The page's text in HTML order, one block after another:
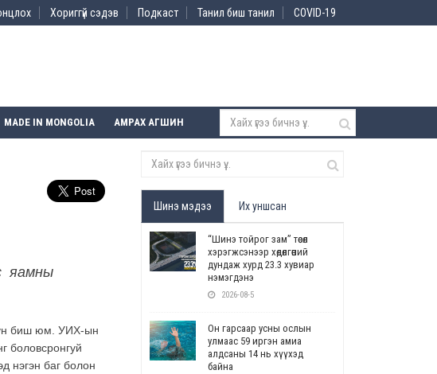
Хориггүй сэдэв Подкаст Танил биш танил COVID-19
MADE IN MONGOLIA АМРАХ АГШИН
яамны
биш юм. УИХ-ын
боловсронгуй
нэгэн баг болон
Шинэ мэдээ Их уншсан
“Шинэ тойрог зам” төсөл
хэрэгжсэнээр хөдөлгөөний
дундаж хурд 23.3 хувиар
нэмэгдэнэ
2026-08-5
Он гарсаар усны ослын
улмаас 59 иргэн амиа
алдсаны 14 нь хүүхэд
байна